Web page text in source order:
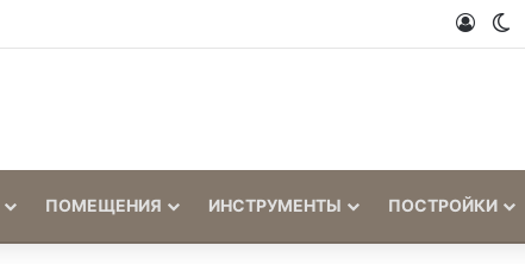
Войти
ПОМЕЩЕНИЯ ИНСТРУМЕНТЫ ПОСТРОЙКИ